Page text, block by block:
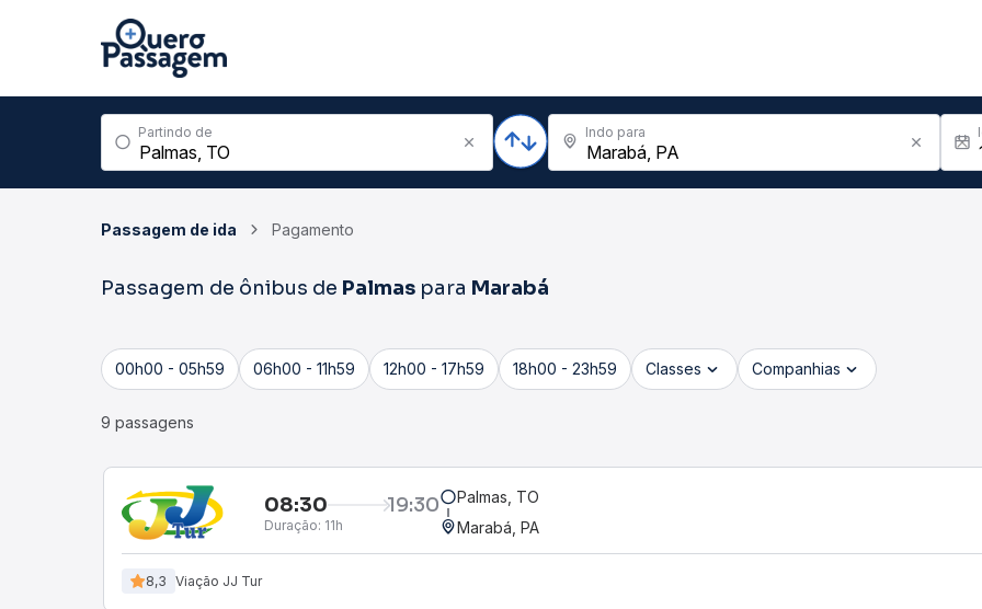
Partindo de Indo para
Passagem de ida Pagamento
Passagem de ônibus de Palmas para Marabá
00h00 - 05h59 06h00 - 11h59 12h00 - 17h59 18h00 - 23h59 Classes Companhias
9 passagens
08:30 19:30
Duração: 11h
Palmas, TO
Marabá, PA
8,3 Viação JJ Tur